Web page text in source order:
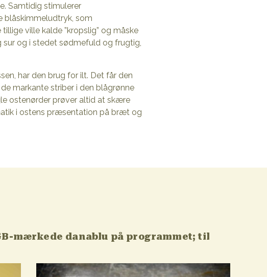
Samtidig stimulerer
blåskimmeludtryk, som
ville kalde ”kropslig” og måske
sur og i stedet sødmefuld og frugtig,
har den brug for ilt. Det får den
markante striber i den blågrønne
ostenørder prøver altid at skære
i ostens præsentation på bræt og
mærkede danablu på programmet; til